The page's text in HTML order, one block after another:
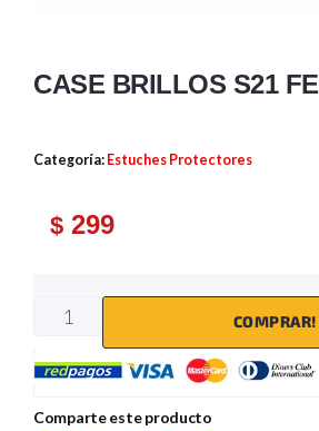
CASE BRILLOS S21 FE
Categoría: Estuches Protectores
$ 299
COMPRAR!
Comparte este producto